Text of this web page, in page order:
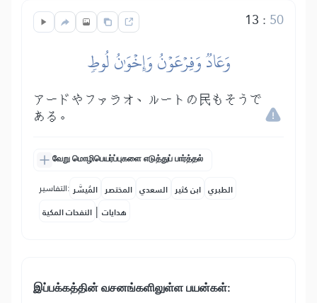
13 : 50
وَعَادٞ وَفِرۡعَوۡنُ وَإِخۡوَٰنُ لُوطٖ
アードやファラオ、ルートの民もそうで
ある。
வேறு மொழிபெயர்ப்புகளை எடுத்துப் பார்த்தல்
التفاسير: المُيسَّر المختصر السعدي ابن كثير الطبري
النفحات المكية | هدايات
இப்பக்கத்தின் வசனங்களிலுள்ள பயன்கள்: